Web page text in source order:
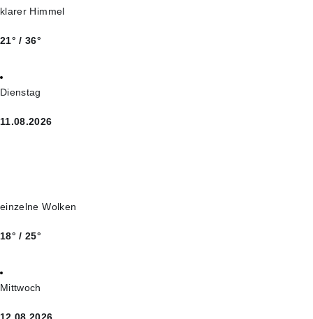
klarer Himmel
21° / 36°
Dienstag
11.08.2026
einzelne Wolken
18° / 25°
Mittwoch